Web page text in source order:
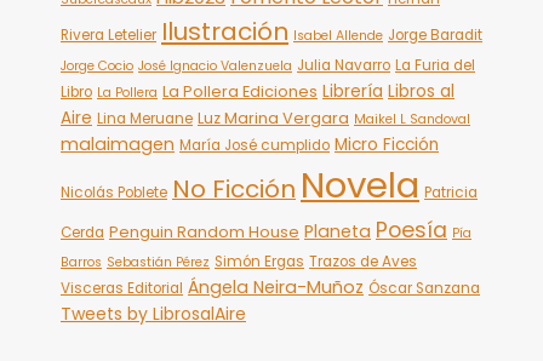
Rivera Letelier Ilustración Isabel Allende Jorge Baradit
Jorge Cocio José Ignacio Valenzuela Julia Navarro La Furia del
Libro La Pollera La Pollera Ediciones Librería Libros al
Aire Lina Meruane Luz Marina Vergara Maikel L Sandoval
malaimagen María José cumplido Micro Ficción
Nicolás Poblete No Ficción Novela Patricia
Cerda Penguin Random House Planeta Poesía Pía
Barros Sebastián Pérez Simón Ergas Trazos de Aves
Visceras Editorial Ángela Neira-Muñoz Óscar Sanzana
Tweets by LibrosalAire